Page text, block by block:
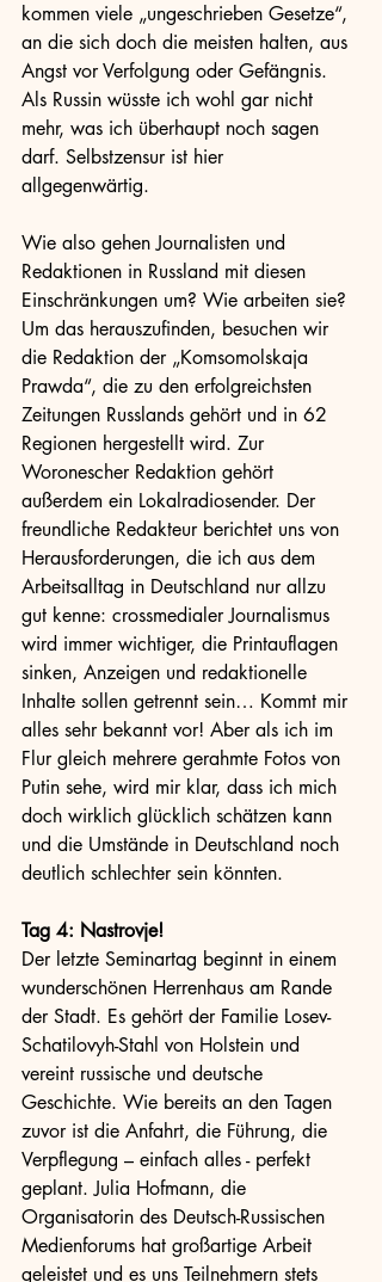
kommen viele „ungeschrieben Gesetze“,
an die sich doch die meisten halten, aus
Angst vor Verfolgung oder Gefängnis.
Als Russin wüsste ich wohl gar nicht
mehr, was ich überhaupt noch sagen
darf. Selbstzensur ist hier
allgegenwärtig.
Wie also gehen Journalisten und
Redaktionen in Russland mit diesen
Einschränkungen um? Wie arbeiten sie?
Um das herauszufinden, besuchen wir
die Redaktion der „Komsomolskaja
Prawda“, die zu den erfolgreichsten
Zeitungen Russlands gehört und in 62
Regionen hergestellt wird. Zur
Woronescher Redaktion gehört
außerdem ein Lokalradiosender. Der
freundliche Redakteur berichtet uns von
Herausforderungen, die ich aus dem
Arbeitsalltag in Deutschland nur allzu
gut kenne: crossmedialer Journalismus
wird immer wichtiger, die Printauflagen
sinken, Anzeigen und redaktionelle
Inhalte sollen getrennt sein… Kommt mir
alles sehr bekannt vor! Aber als ich im
Flur gleich mehrere gerahmte Fotos von
Putin sehe, wird mir klar, dass ich mich
doch wirklich glücklich schätzen kann
und die Umstände in Deutschland noch
deutlich schlechter sein könnten.
Tag 4: Nastrovje!
Der letzte Seminartag beginnt in einem
wunderschönen Herrenhaus am Rande
der Stadt. Es gehört der Familie Losev-
Schatilovyh-Stahl von Holstein und
vereint russische und deutsche
Geschichte. Wie bereits an den Tagen
zuvor ist die Anfahrt, die Führung, die
Verpflegung – einfach alles - perfekt
geplant. Julia Hofmann, die
Organisatorin des Deutsch-Russischen
Medienforums hat großartige Arbeit
geleistet und es uns Teilnehmern stets